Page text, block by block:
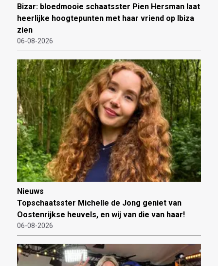
Bizar: bloedmooie schaatsster Pien Hersman laat
heerlijke hoogtepunten met haar vriend op Ibiza
zien
06-08-2026
Nieuws
Topschaatsster Michelle de Jong geniet van
Oostenrijkse heuvels, en wij van die van haar!
06-08-2026